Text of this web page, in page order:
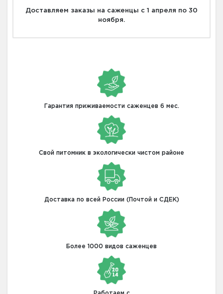
Доставляем заказы на саженцы с 1 апреля по 30
ноября.
Гарантия приживаемости саженцев 6 мес.
Свой питомник в экологически чистом районе
Доставка по всей России (Почтой и СДЕК)
Более 1000 видов саженцев